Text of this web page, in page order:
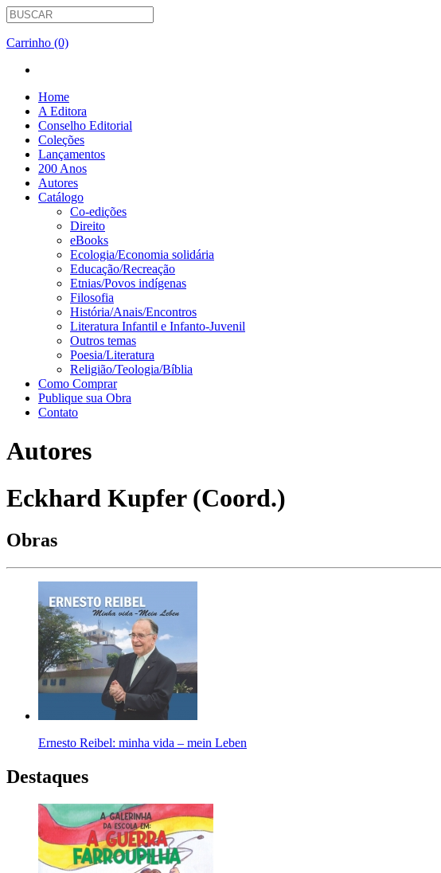
Carrinho (0)
Home
A Editora
Conselho Editorial
Coleções
Lançamentos
200 Anos
Autores
Catálogo
Co-edições
Direito
eBooks
Ecologia/Economia solidária
Educação/Recreação
Etnias/Povos indígenas
Filosofia
História/Anais/Encontros
Literatura Infantil e Infanto-Juvenil
Outros temas
Poesia/Literatura
Religião/Teologia/Bíblia
Como Comprar
Publique sua Obra
Contato
Autores
Eckhard Kupfer (Coord.)
Obras
Ernesto Reibel: minha vida – mein Leben
Destaques